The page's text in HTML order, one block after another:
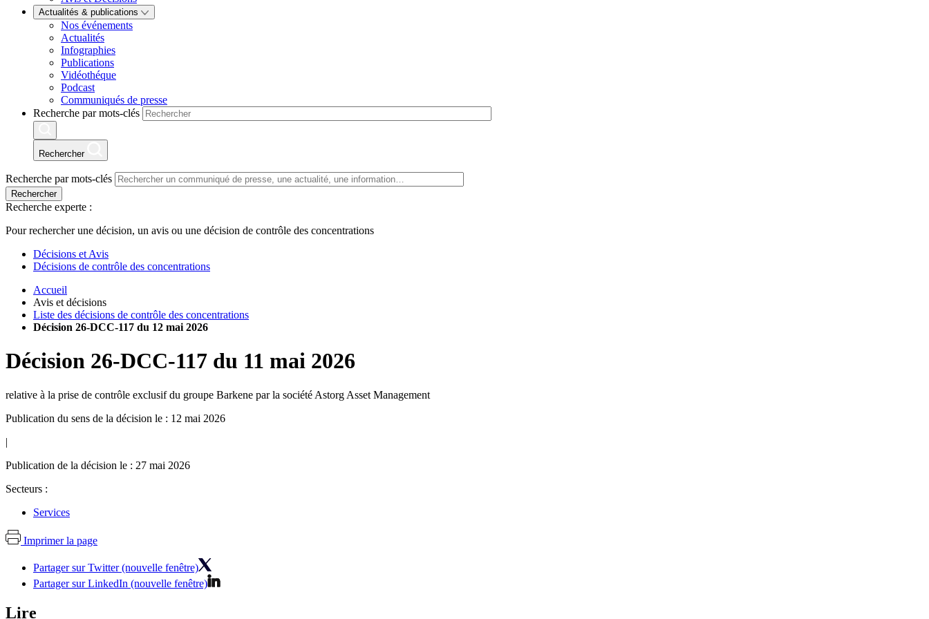
Actualités & publications
Nos événements
Actualités
Infographies
Publications
Vidéothéque
Podcast
Communiqués de presse
Recherche par mots-clés
Rechercher
Recherche par mots-clés
Rechercher
Recherche experte :
Pour rechercher une décision, un avis ou une décision de contrôle des concentrations
Décisions et Avis
Décisions de contrôle des concentrations
Accueil
Avis et décisions
Liste des décisions de contrôle des concentrations
Décision 26-DCC-117 du 12 mai 2026
Décision 26-DCC-117 du 11 mai 2026
relative à la prise de contrôle exclusif du groupe Barkene par la société Astorg Asset Management
Publication du sens de la décision le : 12 mai 2026
|
Publication de la décision le : 27 mai 2026
Secteurs :
Services
Imprimer la page
Partager sur Twitter (nouvelle fenêtre)
Partager sur LinkedIn (nouvelle fenêtre)
Lire